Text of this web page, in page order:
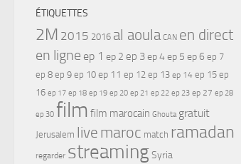
ÉTIQUETTES
2M 2015 2016 al aoula CAN en direct
en ligne ep 1 ep 2 ep 3ep 4ep 5 ep 6 ep 7
ep 8 ep 9 ep 10 ep 11 ep 12 ep 13 ep 14 ep 15 ep
16 ep 17 ep 18 ep 19 ep 20 ep 21 ep 22 ep 23 ep 27 ep 28
ep 30 film film marocain Ghouta gratuit
Jerusalem live maroc match ramadan
regarder streamingSyria